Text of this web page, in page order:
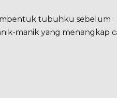
tubuhku sebelum
manik yang menangkap